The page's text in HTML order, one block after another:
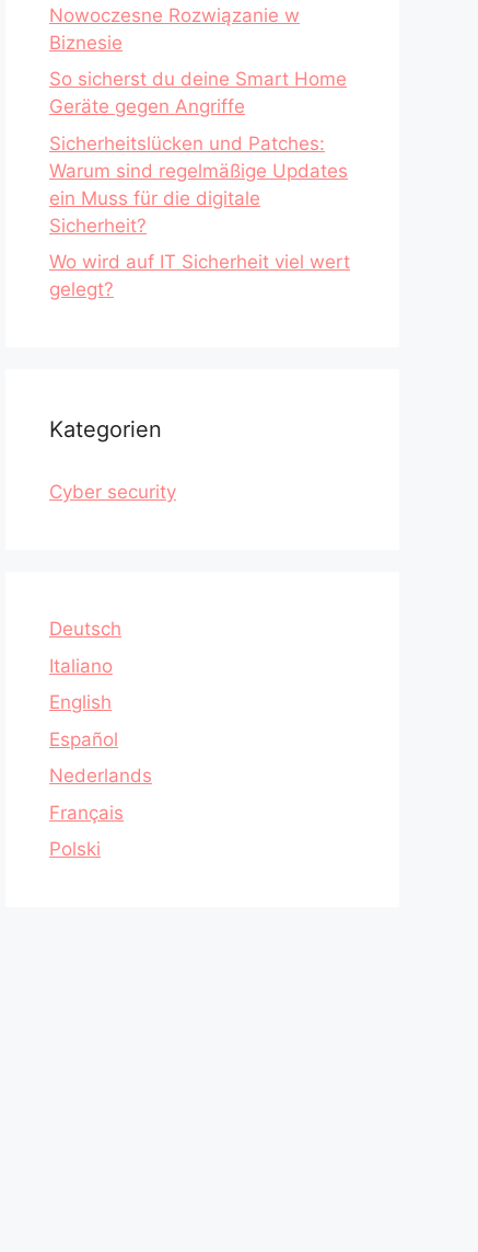
Nowoczesne Rozwiązanie w
Biznesie
So sicherst du deine Smart Home
Geräte gegen Angriffe
Sicherheitslücken und Patches:
Warum sind regelmäßige Updates
ein Muss für die digitale
Sicherheit?
Wo wird auf IT Sicherheit viel wert
gelegt?
Kategorien
Cyber security
Deutsch
Italiano
English
Español
Nederlands
Français
Polski